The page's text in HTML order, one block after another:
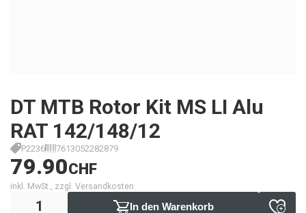
DT MTB Rotor Kit MS LI Alu
RAT 142/148/12
P2236 7613052282879
79.90CHF
inkl. MwSt., zzgl. Versandkosten
In den Warenkorb